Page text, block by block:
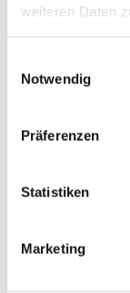
weiteren Daten
Notwendig
Präferenzen
Statistiken
Marketing
Dies